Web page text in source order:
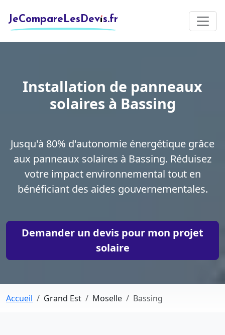
JeCompareLesDevis.fr
Installation de panneaux
solaires à Bassing
Jusqu'à 80% d'autonomie énergétique grâce
aux panneaux solaires à Bassing. Réduisez
votre impact environnemental tout en
bénéficiant des aides gouvernementales.
Demander un devis pour mon projet
solaire
Accueil Grand Est Moselle Bassing